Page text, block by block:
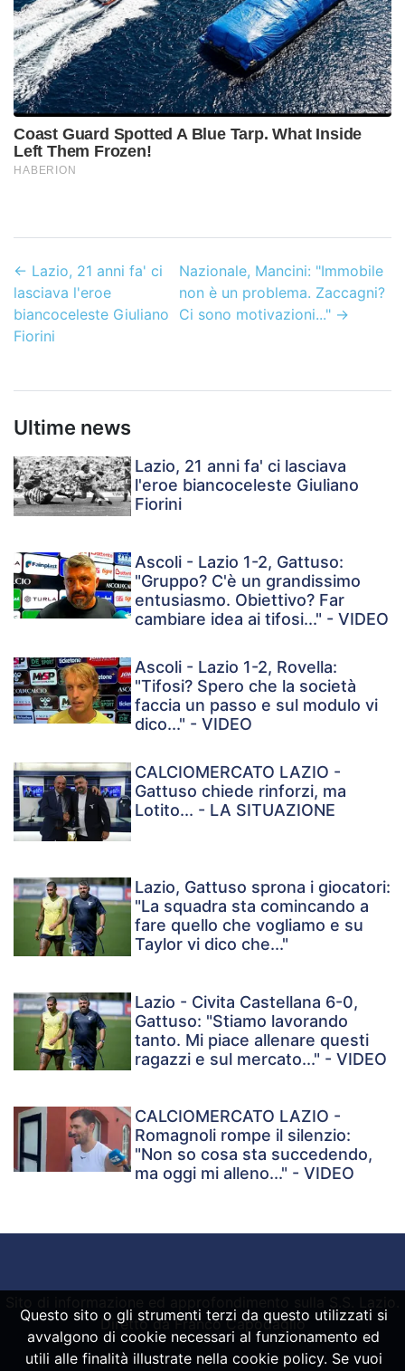
← Lazio, 21 anni fa' ci
lasciava l'eroe
biancoceleste Giuliano
Fiorini
Nazionale, Mancini: "Immobile
non è un problema. Zaccagni?
Ci sono motivazioni..."→
Ultime news
Lazio, 21 anni fa' ci lasciava
l'eroe biancoceleste Giuliano
Fiorini
Ascoli - Lazio 1-2, Gattuso:
"Gruppo? C'è un grandissimo
entusiasmo. Obiettivo? Far
cambiare idea ai tifosi..." - VIDEO
Ascoli - Lazio 1-2, Rovella:
"Tifosi? Spero che la società
faccia un passo e sul modulo vi
dico..." - VIDEO
CALCIOMERCATO LAZIO -
Gattuso chiede rinforzi, ma
Lotito... - LA SITUAZIONE
Lazio, Gattuso sprona i giocatori:
"La squadra sta comincando a
fare quello che vogliamo e su
Taylor vi dico che..."
Lazio - Civita Castellana 6-0,
Gattuso: "Stiamo lavorando
tanto. Mi piace allenare questi
ragazzi e sul mercato..." - VIDEO
CALCIOMERCATO LAZIO -
Romagnoli rompe il silenzio:
"Non so cosa sta succedendo,
ma oggi mi alleno..." - VIDEO
Diretto da Franco Capodaglio
Questo sito o gli strumenti terzi da questo utilizzati si
avvalgono di cookie necessari al funzionamento ed
utili alle finalità illustrate nella cookie policy. Se vuoi